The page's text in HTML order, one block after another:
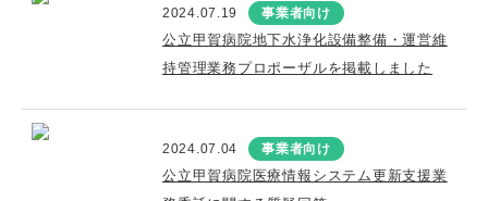
2024.07.19 事業者向け
公立甲賀病院地下水浄化設備整備・運営維
持管理業務プロポーザルを掲載しました
2024.07.04 事業者向け
公立甲賀病院医療情報システム更新支援業